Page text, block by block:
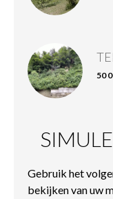
50
Gebruik het
bekijken van uw